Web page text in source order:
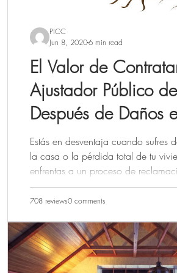
PICC
Jun 8, 20206 min read
El Valor de
Ajustador Público
Después de Daños
Hogar
Estás en desventaja cuando sufres
la casa o la pérdida total de tu
enfrentas a un proceso de
de hogar que podría alargarse
un año, requerir montones de
hayas pasado por la prueba de
importante de seguro de hogar, no
esperar. Le pedimos a Ron Reitz,
708 reviews0 comments